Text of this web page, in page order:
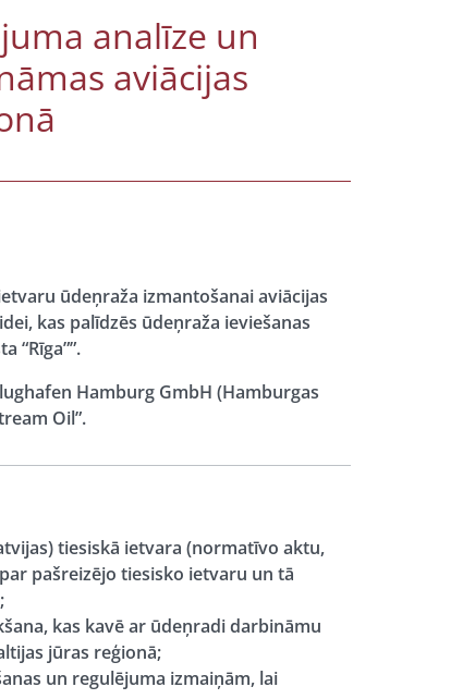
analīze un
aviācijas
ūdeņraža izmantošanai aviācijas
kas palīdzēs ūdeņraža ieviešanas
“Rīga””.
Hamburg GmbH (Hamburgas
Oil”.
tiesiskā ietvara (normatīvo aktu,
pašreizējo tiesisko ietvaru un tā
kas kavē ar ūdeņradi darbināmu
jūras reģionā;
un regulējuma izmaiņām, lai